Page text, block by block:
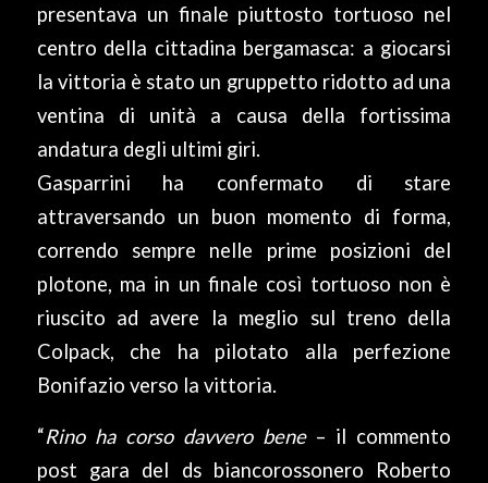
presentava un finale piuttosto tortuoso nel
centro della cittadina bergamasca: a giocarsi
la vittoria è stato un gruppetto ridotto ad una
ventina di unità a causa della fortissima
andatura degli ultimi giri.
Gasparrini ha confermato di stare
attraversando un buon momento di forma,
correndo sempre nelle prime posizioni del
plotone, ma in un finale così tortuoso non è
riuscito ad avere la meglio sul treno della
Colpack, che ha pilotato alla perfezione
Bonifazio verso la vittoria.
“Rino ha corso davvero bene– il commento
post gara del ds biancorossonero Roberto